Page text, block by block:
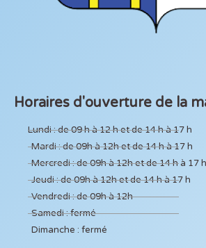
Horaires d'ouverture de la
Lundi : de 09 h à 12 h et de 14 h à 17 h
Mardi : de 09h à 12h et de 14 h à 17 h
Mercredi : de 09h à 12h et de 14 h à 17 h
Jeudi : de 09h à 12h et de 14 h à 17 h
Vendredi : de 09h à 12h
Samedi : fermé
Dimanche : fermé